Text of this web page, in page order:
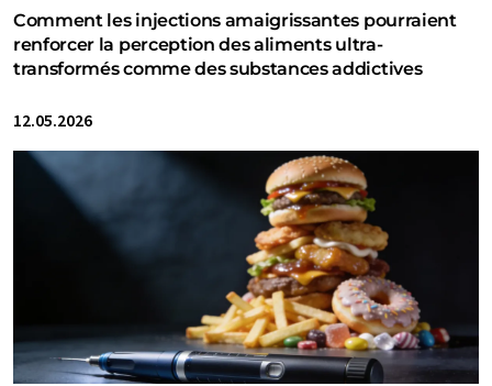
Comment les injections amaigrissantes pourraient
renforcer la perception des aliments ultra-
transformés comme des substances addictives
12.05.2026